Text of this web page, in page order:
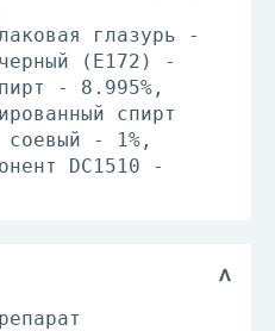
глазурь -
(Е172) -
- 8.995%,
спирт
- 1%,
DC1510 -